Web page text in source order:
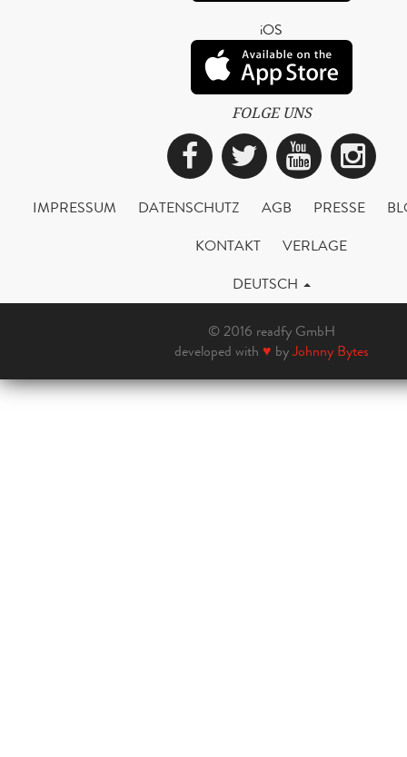
iOS
FOLGE UNS
Facebook
Twitter
IMPRESSUM DATENSCHUTZ AGB PRESSE
KONTAKT
VERLAGE
DEUTSCH
© 2016 readfy GmbH
developed with ♥ byJohnny Bytes